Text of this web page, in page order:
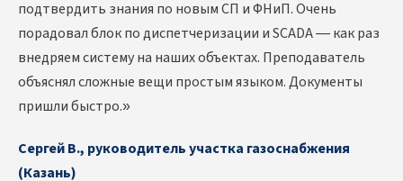
подтвердить знания по новым СП и ФНиП. Очень
порадовал блок по диспетчеризации и SCADA — как раз
внедряем систему на наших объектах. Преподаватель
объяснял сложные вещи простым языком. Документы
пришли быстро.»
Сергей В., руководитель участка газоснабжения
(Казань)